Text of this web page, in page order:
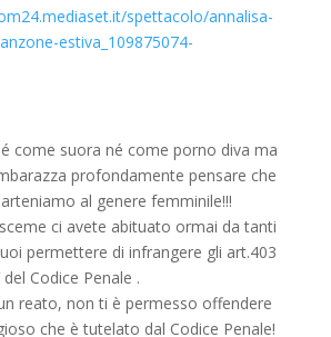
spettacolo/annalisa-
estiva_109875074-
come suora né come porno diva ma
profondamente pensare che
al genere femminile!!!
ci avete abituato ormai da tanti
permettere di infrangere gli art.403
Codice Penale .
reato, non ti è permesso offendere
che è tutelato dal Codice Penale!